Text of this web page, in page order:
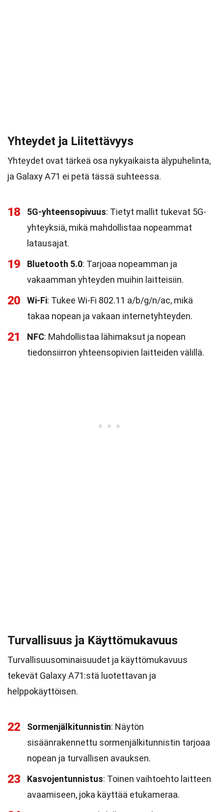
Yhteydet ja Liitettävyys
Yhteydet ovat tärkeä osa nykyaikaista älypuhelinta,
ja Galaxy A71 ei petä tässä suhteessa.
18 5G-yhteensopivuus: Tietyt mallit tukevat 5G-
yhteyksiä, mikä mahdollistaa nopeammat
latausajat.
19 Bluetooth 5.0: Tarjoaa nopeamman ja
vakaamman yhteyden muihin laitteisiin.
20 Wi-Fi: Tukee Wi-Fi 802.11 a/b/g/n/ac, mikä
takaa nopean ja vakaan internetyhteyden.
21 NFC: Mahdollistaa lähimaksut ja nopean
tiedonsiirron yhteensopivien laitteiden välillä.
Turvallisuus ja Käyttömukavuus
Turvallisuusominaisuudet ja käyttömukavuus
tekevät Galaxy A71:stä luotettavan ja
helppokäyttöisen.
22 Sormenjälkitunnistin: Näytön
sisäänrakennettu sormenjälkitunnistin tarjoaa
nopean ja turvallisen avauksen.
23 Kasvojentunnistus: Toinen vaihtoehto laitteen
avaamiseen, joka käyttää etukameraa.